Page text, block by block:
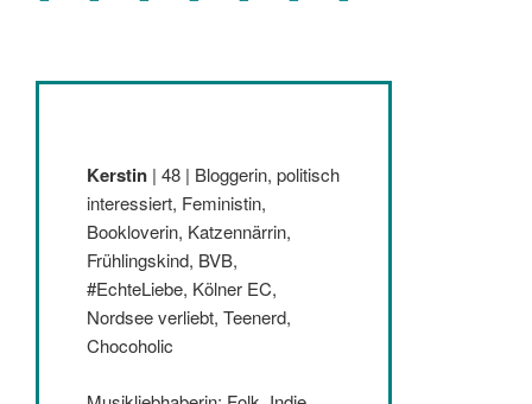
Kerstin | 48 | Bloggerin, politisch
interessiert, Feministin,
Bookloverin, Katzennärrin,
Frühlingskind, BVB,
#EchteLiebe, Kölner EC,
Nordsee verliebt, Teenerd,
Chocoholic